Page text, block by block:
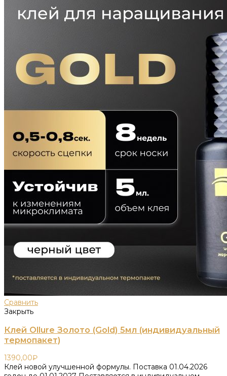
Сравнить
Закрыть
Клей Ollure Золото (Gold) 5мл (индивидуальный
термопакет)
1390,00₽
Клей новой улучшенной формулы. Поставка 01.04.2026